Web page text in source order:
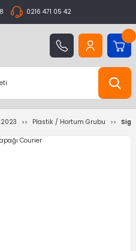
0216 471 05 42
Plastik / Hortum Grubu